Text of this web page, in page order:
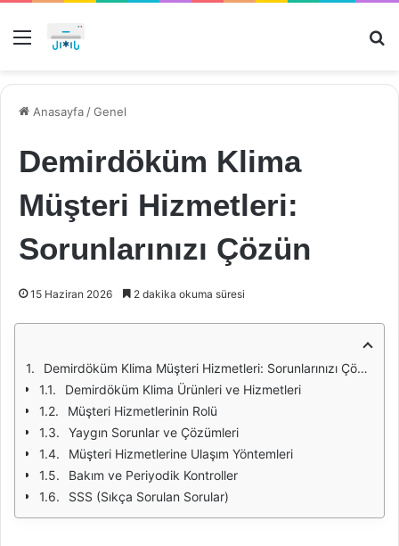
Menü
Anasayfa /Genel
Demirdöküm Klima
Müşteri Hizmetleri:
Sorunlarınızı Çözün
15 Haziran 2026 2 dakika okuma süresi
Demirdöküm Klima Müşteri Hizmetleri: Sorunlarınızı Çözün
Demirdöküm Klima Ürünleri ve Hizmetleri
Müşteri Hizmetlerinin Rolü
Yaygın Sorunlar ve Çözümleri
Müşteri Hizmetlerine Ulaşım Yöntemleri
Bakım ve Periyodik Kontroller
SSS (Sıkça Sorulan Sorular)